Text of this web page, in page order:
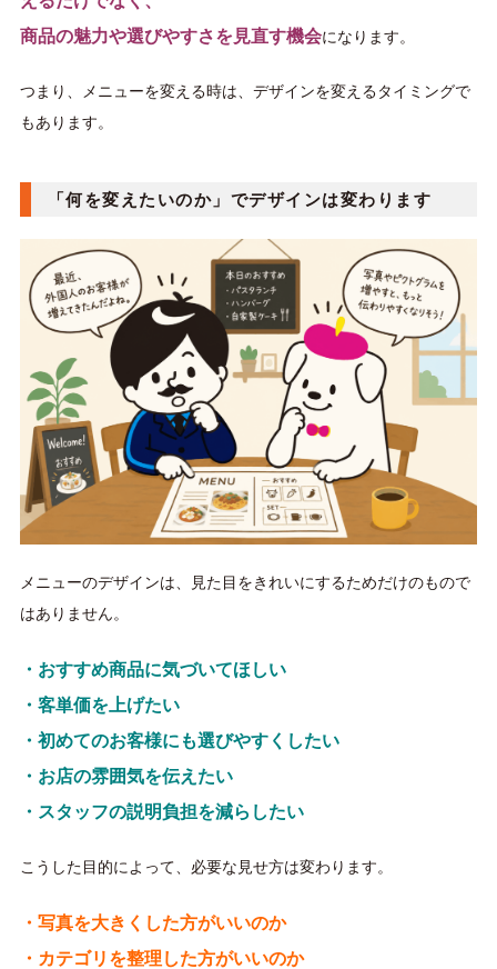
商品の魅力や選びやすさを見直す機会になります。
つまり、メニューを変える時は、デザインを変えるタイミングで
もあります。
「何を変えたいのか」でデザインは変わります
メニューのデザインは、見た目をきれいにするためだけのもので
はありません。
・おすすめ商品に気づいてほしい
・客単価を上げたい
・初めてのお客様にも選びやすくしたい
・お店の雰囲気を伝えたい
・スタッフの説明負担を減らしたい
こうした目的によって、必要な見せ方は変わります。
・写真を大きくした方がいいのか
・カテゴリを整理した方がいいのか